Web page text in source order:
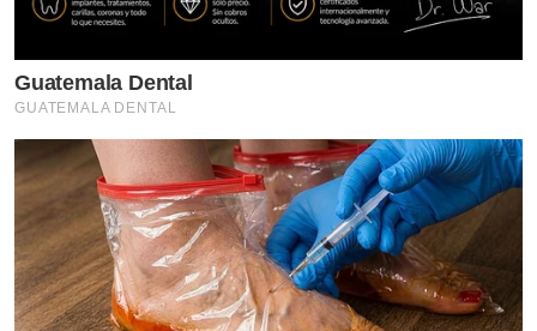
Guatemala Dental
GUATEMALA DENTAL